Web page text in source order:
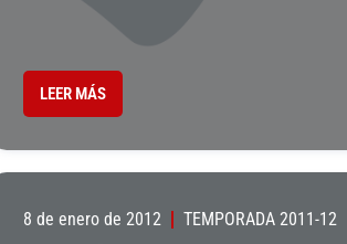
LEER MÁS
8 de enero de 2012 TEMPORADA 2011-12